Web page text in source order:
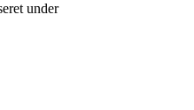
under